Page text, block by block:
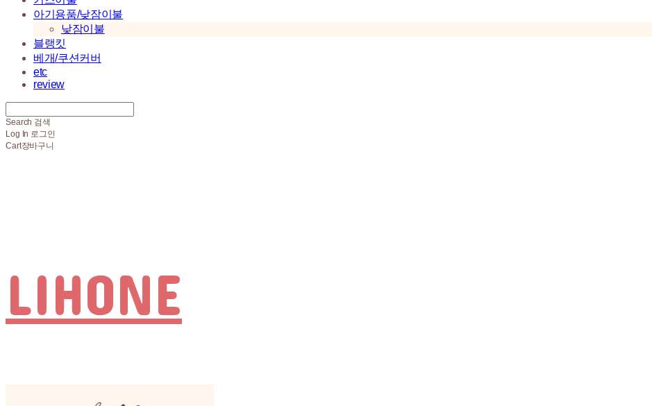
아기용품/낮잠이불
낮잠이불
블랭킷
베개/쿠션커버
etc
review
Search 검색
Log In 로그인
Cart장바구니
LIHONE